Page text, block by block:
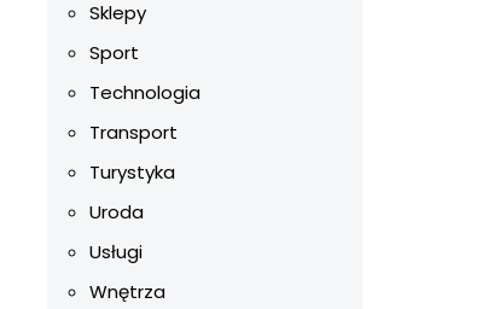
Sklepy
Sport
Technologia
Transport
Turystyka
Uroda
Usługi
Wnętrza